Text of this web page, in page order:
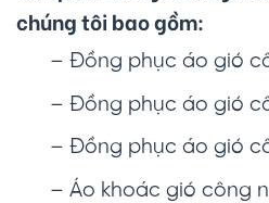
chúng tôi bao gồm:
– Đồng phục áo gió
– Đồng phục áo gió
– Đồng phục áo gió
– Áo khoác gió công